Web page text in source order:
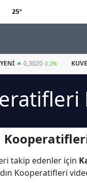
25°
0,3020 0.2%
takip edenler için
Kooperatifleri